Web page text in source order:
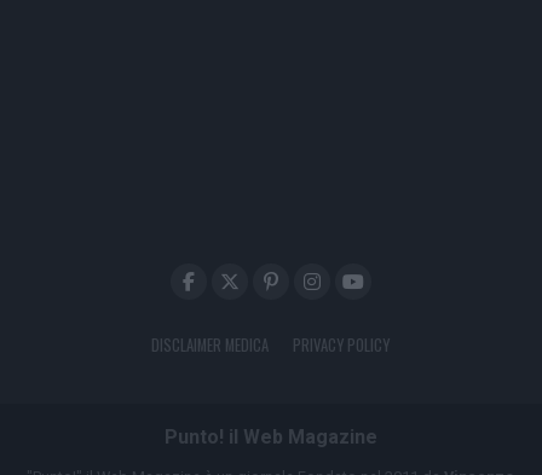
DISCLAIMER MEDICA PRIVACY POLICY
Punto! il Web Magazine